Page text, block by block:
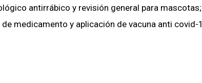
antirrábico y revisión general para
medicamento y aplicación de vacuna anti